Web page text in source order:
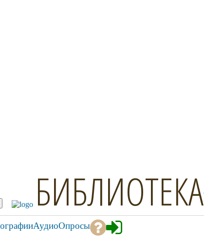
БИБЛИОТЕКА
АудиоОпросы